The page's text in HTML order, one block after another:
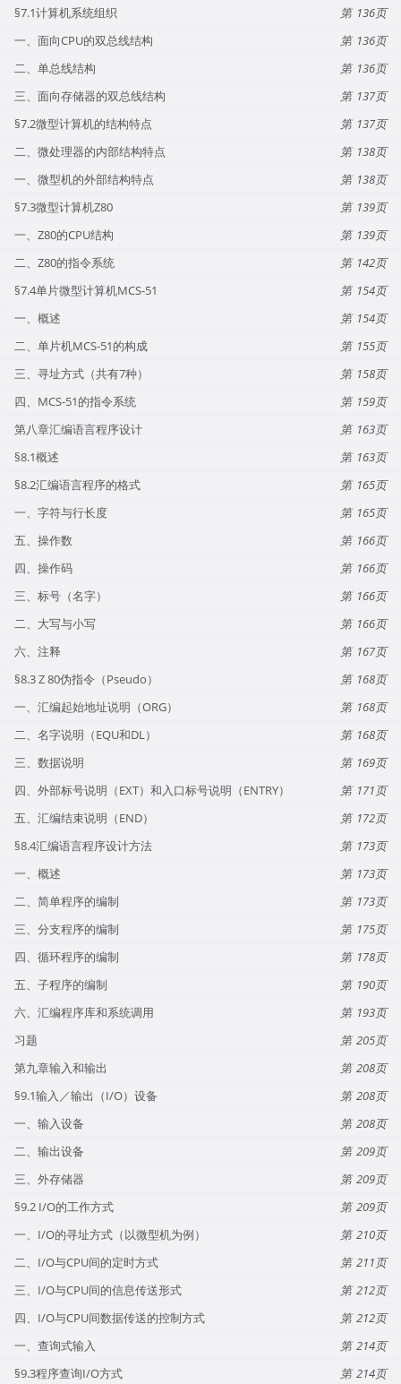
§7.1计算机系统组织
136
一、面向CPU的双总线结构
136
二、单总线结构
136
三、面向存储器的双总线结构
137
§7.2微型计算机的结构特点
137
二、微处理器的内部结构特点
138
一、微型机的外部结构特点
138
§7.3微型计算机Z80
139
一、Z80的CPU结构
139
二、Z80的指令系统
142
§7.4单片微型计算机MCS-51
154
一、概述
154
二、单片机MCS-51的构成
155
三、寻址方式（共有7种）
158
四、MCS-51的指令系统
159
第八章汇编语言程序设计
163
§8.1概述
163
§8.2汇编语言程序的格式
165
一、字符与行长度
165
五、操作数
166
四、操作码
166
三、标号（名字）
166
二、大写与小写
166
六、注释
167
§8.3 Z 80伪指令（Pseudo）
168
一、汇编起始地址说明（ORG）
168
二、名字说明（EQU和DL）
168
三、数据说明
169
四、外部标号说明（EXT）和入口标号说明（ENTRY）
171
五、汇编结束说明（END）
172
§8.4汇编语言程序设计方法
173
一、概述
173
二、简单程序的编制
173
三、分支程序的编制
175
四、循环程序的编制
178
五、子程序的编制
190
六、汇编程序库和系统调用
193
习题
205
第九章输入和输出
208
§9.1输入／输出（I/O）设备
208
一、输入设备
208
二、输出设备
209
三、外存储器
209
§9.2 I/O的工作方式
209
一、I/O的寻址方式（以微型机为例）
210
二、I/O与CPU间的定时方式
211
三、I/O与CPU间的信息传送形式
212
四、I/O与CPU间数据传送的控制方式
212
一、查询式输入
214
§9.3程序查询I/O方式
214